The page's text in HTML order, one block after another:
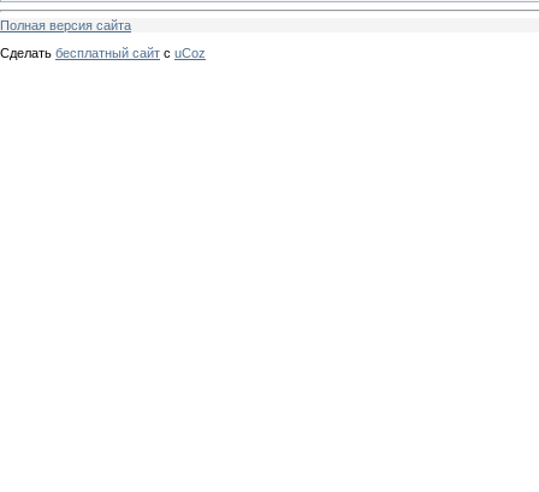
Полная версия сайта
Сделать бесплатный сайт с uCoz